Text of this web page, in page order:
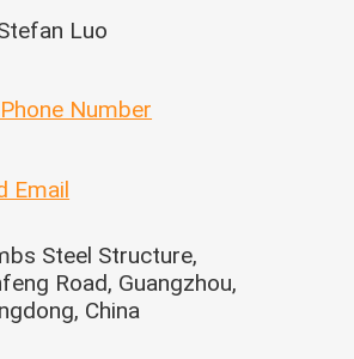
Luo
Number
Email
Steel Structure,
Road, Guangzhou,
China